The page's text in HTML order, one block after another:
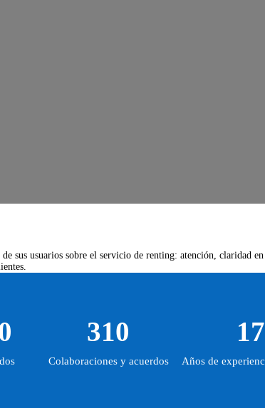
sus usuarios sobre el servicio de renting: atención, claridad
310
Colaboraciones y acuerdos
17
Años de